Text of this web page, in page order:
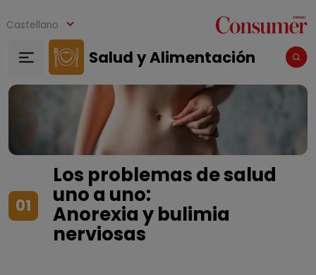
Castellano
Salud y Alimentación
01
Los problemas de salud
uno a uno:
Anorexia y bulimia
nerviosas